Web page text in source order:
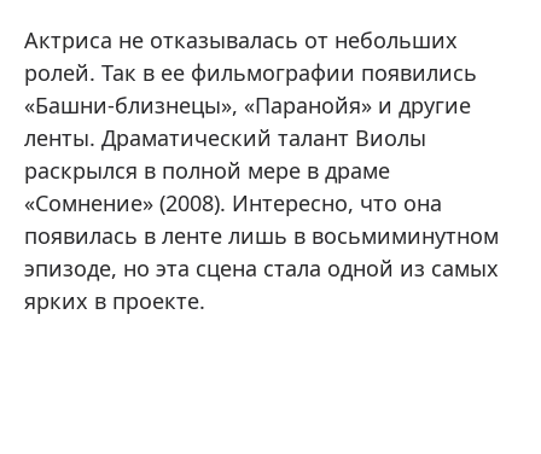
Актриса не отказывалась от небольших
ролей. Так в ее фильмографии появились
«Башни-близнецы», «Паранойя» и другие
ленты. Драматический талант Виолы
раскрылся в полной мере в драме
«Сомнение» (2008). Интересно, что она
появилась в ленте лишь в восьмиминутном
эпизоде, но эта сцена стала одной из самых
ярких в проекте.